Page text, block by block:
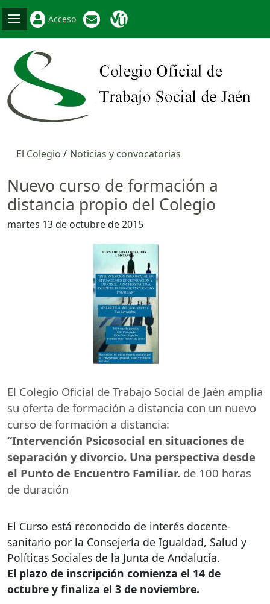
Acceso
El Colegio Noticias y convocatorias
Nuevo curso de formación a
distancia propio del Colegio
martes 13 de octubre de 2015
El Colegio Oficial de Trabajo Social de Jaén amplia
su oferta de formación a distancia con un nuevo
curso de formación a distancia:
“Intervención Psicosocial en situaciones de
separación y divorcio. Una perspectiva desde
el Punto de Encuentro Familiar. de 100 horas
de duración
El Curso está reconocido de interés docente-
sanitario por la Consejería de Igualdad, Salud y
Políticas Sociales de la Junta de Andalucía.
El plazo de inscripción comienza el 14 de
octubre y finaliza el 3 de noviembre.